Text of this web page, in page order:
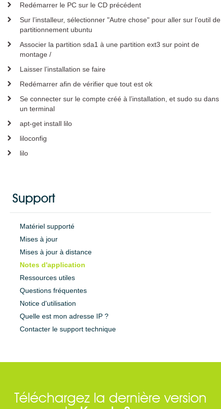
Redémarrer le PC sur le CD précédent
Sur l’installeur, sélectionner "Autre chose" pour aller sur l’outil de
partitionnement ubuntu
Associer la partition sda1 à une partition ext3 sur point de
montage /
Laisser l’installation se faire
Redémarrer afin de vérifier que tout est ok
Se connecter sur le compte créé à l’installation, et sudo su dans
un terminal
apt-get install lilo
liloconfig
lilo
Support
Matériel supporté
Mises à jour
Mises à jour à distance
Notes d'application
Ressources utiles
Questions fréquentes
Notice d'utilisation
Quelle est mon adresse IP ?
Contacter le support technique
Téléchargez la dernière version